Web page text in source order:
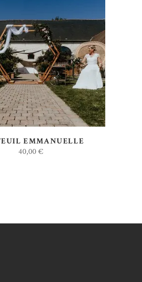
AJOUTER AU DEVIS
EMMANUELLE
40,00€